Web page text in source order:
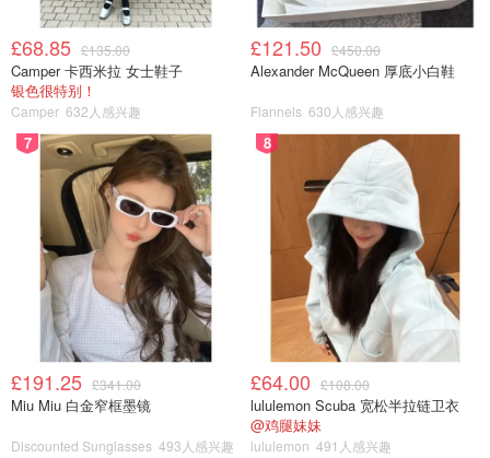
£68.85 £135.00
Camper 卡西米拉 女士鞋子
银色很特别！
Camper 632人感兴趣
£121.50 £450.00
Alexander McQueen 厚底小白鞋
Flannels 630人感兴趣
7
£191.25 £341.00
Miu Miu 白金窄框墨镜
Discounted Sunglasses 493人感兴趣
8
£64.00 £108.00
lululemon Scuba 宽松半拉链卫衣
@鸡腿妹妹
lululemon 491人感兴趣